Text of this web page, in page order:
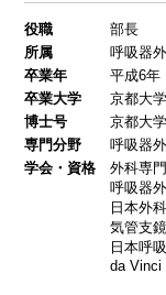
役職
部長
所属
呼吸器
卒業年
平成6年
卒業大学
京都大学
博士号
京都大
専門分野
呼吸器
学会・資格
外科専
呼吸器
日本外
気管支
日本呼
da Vinci